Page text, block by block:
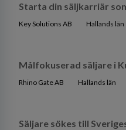
Starta din säljkarriär
Key Solutions AB Hallands län
Målfokuserad säljare i
Rhino Gate AB Hallands län
Säljare sökes till